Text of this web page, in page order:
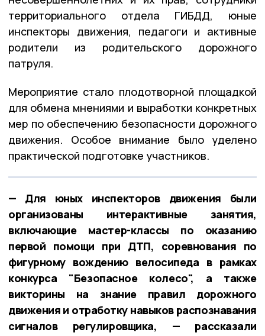
территориального отдела ГИБДД, юные
инспекторы движения, педагоги и активные
родители из родительского дорожного
патруля.
Мероприятие стало плодотворной площадкой
для обмена мнениями и выработки конкретных
мер по обеспечению безопасности дорожного
движения. Особое внимание было уделено
практической подготовке участников.
— Для юных инспекторов движения были
организованы интерактивные занятия,
включающие мастер-классы по оказанию
первой помощи при ДТП, соревнования по
фигурному вождению велосипеда в рамках
конкурса "Безопасное колесо", а также
викторины на знание правил дорожного
движения и отработку навыков распознавания
сигналов регулировщика, — рассказали